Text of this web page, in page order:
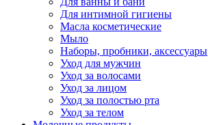
Для интимной гигиены
Масла косметические
Мыло
Наборы, пробники, аксессуары
Уход для мужчин
Уход за волосами
Уход за лицом
Уход за полостью рта
Уход за телом